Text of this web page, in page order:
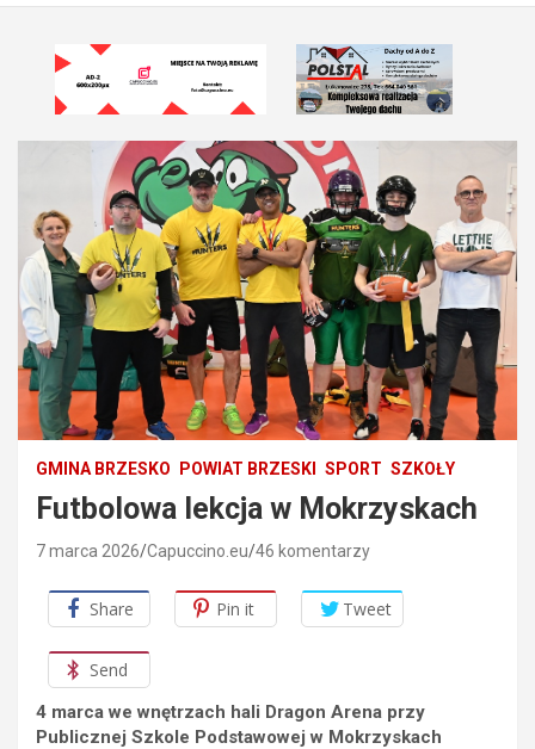
GMINA BRZESKO POWIAT BRZESKI SPORT SZKOŁY
Futbolowa lekcja w Mokrzyskach
7 marca 2026 Capuccino.eu 46 komentarzy
Share Pin it Tweet
Send
4 marca we wnętrzach hali Dragon Arena przy
Publicznej Szkole Podstawowej w Mokrzyskach